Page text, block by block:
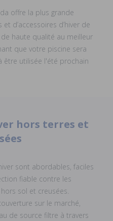
offre la plus grande
d’accessoires d’hiver de
haute qualité au meilleur
que votre piscine sera
utilisée l'été prochain
hors terres et
sont abordables, faciles
fiable contre les
sol et creusées.
sur le marché,
de source filtre à travers